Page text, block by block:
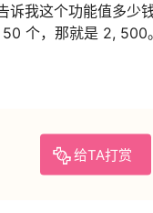
诉我这个功能值多少
个，那就是 2, 500
给TA打赏